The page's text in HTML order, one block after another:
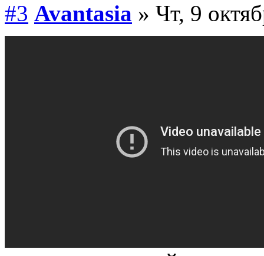
#3 Avantasia » Чт, 9